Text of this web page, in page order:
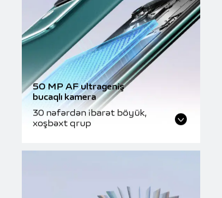
50 MP AF ultrageniş
bucaqlı kamera
30 nəfərdən ibarət böyük,
xoşbəxt qrup